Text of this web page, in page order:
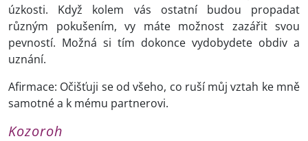
úzkosti. Když kolem vás ostatní budou propadat
různým pokušením, vy máte možnost zazářit svou
pevností. Možná si tím dokonce vydobydete obdiv a
uznání.
Afirmace: Očišťuji se od všeho, co ruší můj vztah ke mně
samotné a k mému partnerovi.
Kozoroh